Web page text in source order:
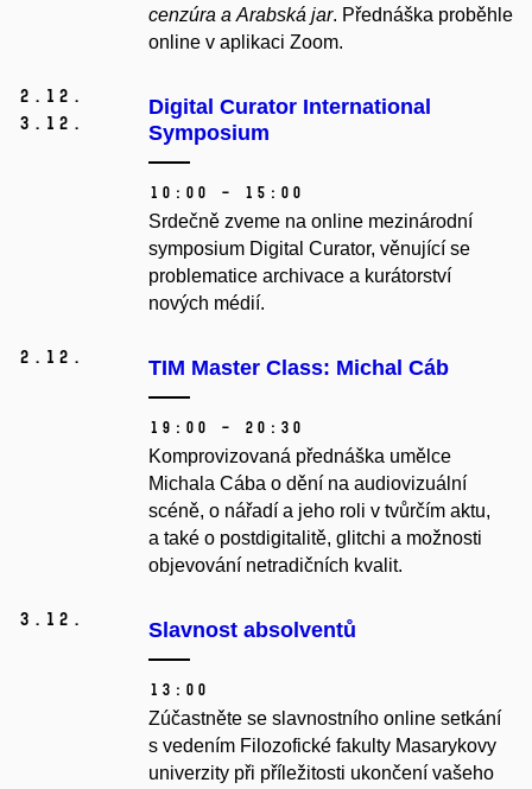
cenzúra a Arabská jar. Přednáška proběhle
online v aplikaci Zoom.
2. 12.
3. 12.
Digital Curator International
Symposium
10:00 – 15:00
Srdečně zveme na online mezinárodní
symposium Digital Curator, věnující se
problematice archivace a kurátorství
nových médií.
2. 12. TIM Master Class: Michal Cáb
19:00 – 20:30
Komprovizovaná přednáška umělce
Michala Cába o dění na audiovizuální
scéně, o nářadí a jeho roli v tvůrčím aktu,
a také o postdigitalitě, glitchi a možnosti
objevování netradičních kvalit.
3. 12. Slavnost absolventů
13:00
Zúčastněte se slavnostního online setkání
s vedením Filozofické fakulty Masarykovy
univerzity při příležitosti ukončení vašeho